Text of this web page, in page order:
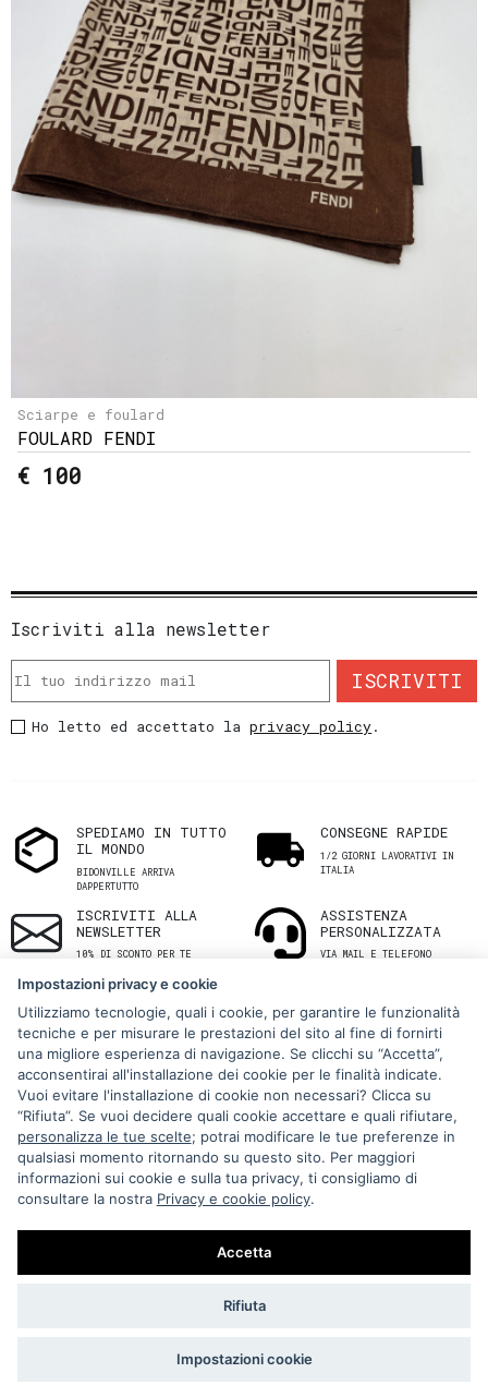
Sciarpe e foulard
FOULARD FENDI
€ 100
Iscriviti alla newsletter
ISCRIVITI
Ho letto ed accettato laprivacy policy.
SPEDIAMO IN TUTTO
IL MONDO
BIDONVILLE ARRIVA
DAPPERTUTTO
CONSEGNE RAPIDE
1/2 GIORNI LAVORATIVI IN
ITALIA
ISCRIVITI ALLA
NEWSLETTER
10% DI SCONTO PER TE
ASSISTENZA
PERSONALIZZATA
VIA MAIL E TELEFONO
Via Melo 224/a, Bari, Italy, 70121
+39 080 990 5699
P.IVA: 05921860721
Impostazioni Cookie
Impostazioni privacy e cookie
Utilizziamo tecnologie, quali i cookie, per garantire le funzionalità
tecniche e per misurare le prestazioni del sito al fine di fornirti
una migliore esperienza di navigazione. Se clicchi su “Accetta”,
acconsentirai all'installazione dei cookie per le finalità indicate.
Vuoi evitare l'installazione di cookie non necessari? Clicca su
“Rifiuta”. Se vuoi decidere quali cookie accettare e quali rifiutare,
personalizza le tue scelte; potrai modificare le tue preferenze in
qualsiasi momento ritornando su questo sito. Per maggiori
informazioni sui cookie e sulla tua privacy, ti consigliamo di
consultare la nostra Privacy e cookie policy.
Accetta
Rifiuta
Impostazioni cookie